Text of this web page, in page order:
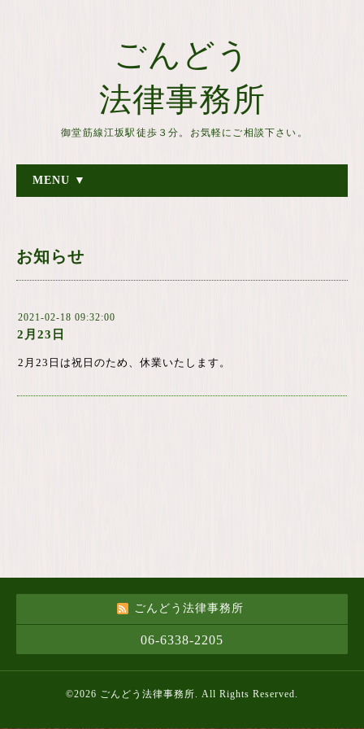
ごんどう
法律事務所
御堂筋線江坂駅徒歩３分。お気軽にご相談下さい。
MENU ▼
お知らせ
2021-02-18 09:32:00
2月23日
2月23日は祝日のため、休業いたします。
ごんどう法律事務所
06-6338-2205
©2026 ごんどう法律事務所. All Rights Reserved.